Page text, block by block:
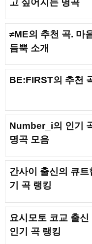
≠ME의 추천 곡. 마
듬뿍 소개
BE:FIRST의 추천
Number_i의 인기
명곡 모음
간사이 출신의 큐
기 곡 랭킹
요시모토 코교 출
인기 곡 랭킹